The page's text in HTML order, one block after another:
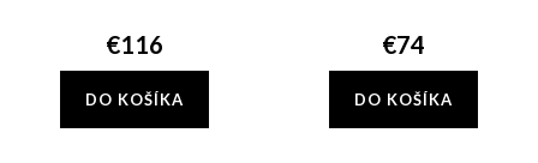
€116
DO KOŠÍKA
€74
DO KOŠÍKA